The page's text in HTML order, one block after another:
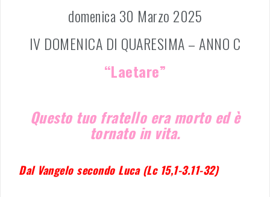
domenica 30 Marzo 2025
IV DOMENICA DI QUARESIMA – ANNO C
“Laetare”
Questo tuo fratello era morto ed è
tornato in vita.
Dal Vangelo secondo Luca (Lc 15,1-3.11-32)